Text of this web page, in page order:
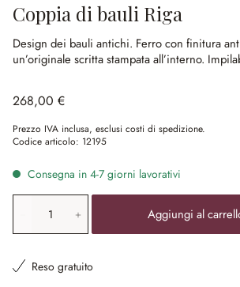
Coppia di bauli Riga
Design dei bauli antichi. Ferro con finitura
un’originale scritta stampata all’interno.
268,00 €
Prezzo IVA inclusa, esclusi costi di spedizione.
Codice articolo: 12195
Consegna in 4-7 giorni lavorativi
Quantità prodotto: inserisci il
Aggiungi al
Reso gratuito